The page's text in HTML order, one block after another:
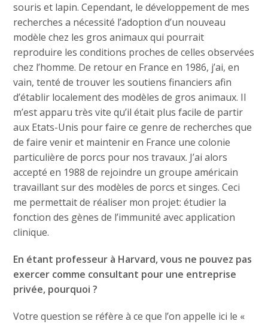
souris et lapin. Cependant, le développement de mes
recherches a nécessité l’adoption d’un nouveau
modèle chez les gros animaux qui pourrait
reproduire les conditions proches de celles observées
chez l’homme. De retour en France en 1986, j’ai, en
vain, tenté de trouver les soutiens financiers afin
d’établir localement des modèles de gros animaux. Il
m’est apparu très vite qu’il était plus facile de partir
aux Etats-Unis pour faire ce genre de recherches que
de faire venir et maintenir en France une colonie
particulière de porcs pour nos travaux. J’ai alors
accepté en 1988 de rejoindre un groupe américain
travaillant sur des modèles de porcs et singes. Ceci
me permettait de réaliser mon projet: étudier la
fonction des gènes de l’immunité avec application
clinique.
En étant professeur à Harvard, vous ne pouvez pas
exercer comme consultant pour une entreprise
privée, pourquoi ?
Votre question se réfère à ce que l’on appelle ici le «